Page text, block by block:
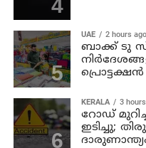
UAE 2 hours ago
ബാക്ക് ടു
KERALA 3
റോഡ്
ഇടിച്ചു;